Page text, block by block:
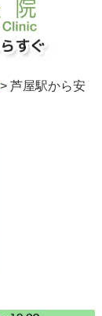
> 芦屋駅から安